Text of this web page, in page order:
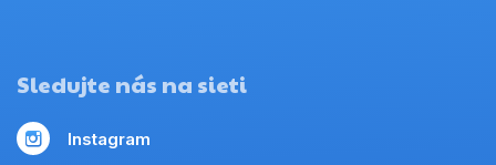
Sledujte nás na sieti
Instagram